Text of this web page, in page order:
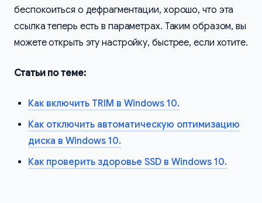
беспокоиться о дефрагментации, хорошо, что эта
ссылка теперь есть в параметрах. Таким образом, вы
можете открыть эту настройку, быстрее, если хотите.
Статьи по теме:
Как включить TRIM в Windows 10.
Как отключить автоматическую оптимизацию
диска в Windows 10.
Как проверить здоровье SSD в Windows 10.